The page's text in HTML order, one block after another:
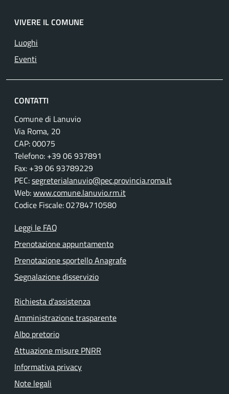
VIVERE IL COMUNE
Luoghi
Eventi
CONTATTI
Comune di Lanuvio
Via Roma, 20
CAP: 00075
Telefono: +39 06 937891
Fax: +39 06 93789229
PEC:segreterialanuvio@pec.provincia.roma.it
Web:www.comune.lanuvio.rm.it
Codice Fiscale: 02784710580
Leggi le FAQ
Prenotazione appuntamento
Prenotazione sportello Anagrafe
Segnalazione disservizio
Richiesta d'assistenza
Amministrazione trasparente
Albo pretorio
Attuazione misure PNRR
Informativa privacy
Note legali